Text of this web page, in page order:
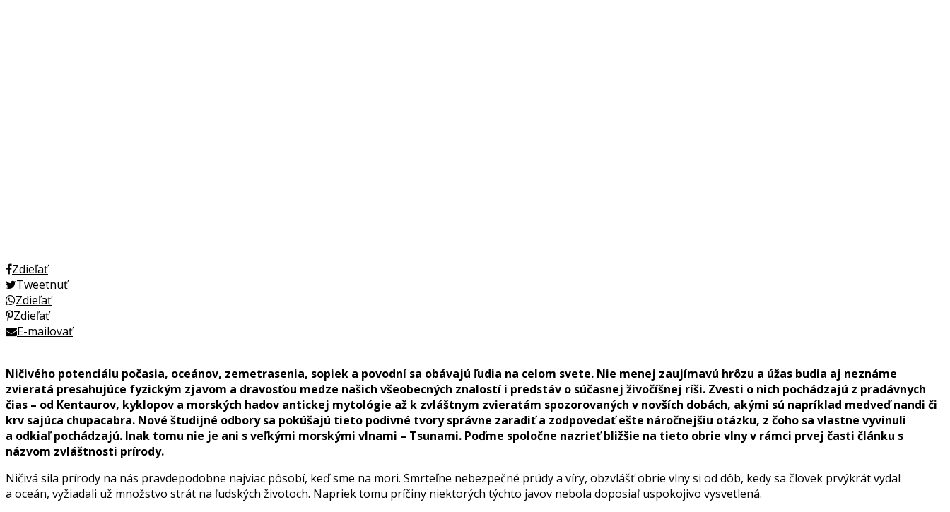
Zdieľať
Tweetnuť
Zdieľať
Zdieľať
E-mailovať
Ničivého potenciálu počasia, oceánov, zemetrasenia, sopiek a povodní sa obávajú ľudia na celom svete. Nie menej zaujímavú hrôzu a úžas budia aj neznáme
zvieratá presahujúce fyzickým zjavom a dravosťou medze našich všeobecných znalostí i predstáv o súčasnej živočíšnej ríši. Zvesti o nich pochádzajú z pradávnych
čias – od Kentaurov, kyklopov a morských hadov antickej mytológie až k zvláštnym zvieratám spozorovaných v novších dobách, akými sú napríklad medveď nandi či
krv sajúca chupacabra. Nové študijné odbory sa pokúšajú tieto podivné tvory správne zaradiť a zodpovedať ešte náročnejšiu otázku, z čoho sa vlastne vyvinuli
a odkiaľ pochádzajú. Inak tomu nie je ani s veľkými morskými vlnami – Tsunami. Poďme spoločne nazrieť bližšie na tieto obrie vlny v rámci prvej časti článku s
názvom zvláštnosti prírody.
Ničivá sila prírody na nás pravdepodobne najviac pôsobí, keď sme na mori. Smrteľne nebezpečné prúdy a víry, obzvlášť obrie vlny si od dôb, kedy sa človek prvýkrát vydal
a oceán, vyžiadali už množstvo strát na ľudských životoch. Napriek tomu príčiny niektorých týchto javov nebola doposiaľ uspokojivo vysvetlená.